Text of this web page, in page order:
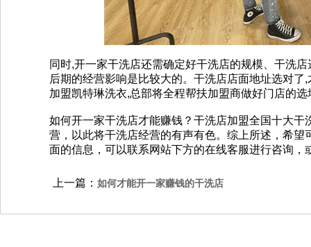
同时,开一家干洗店还需确定好干洗店的规模、干洗
后期的经营影响是比较大的。干洗店店面地址选对
加盟凯特琳洗衣,总部将全程帮扶加盟商做好门店的
如何开一家干洗店才能赚钱？干洗店加盟全国十大
营，以此将干洗店经营的有声有色。综上所述，希
面的信息，可以联系网站下方的在线客服进行咨询，
上一篇： 如何才能开一家赚钱的干洗店